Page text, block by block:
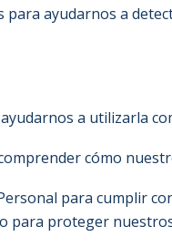
ayudarnos a
a utilizarla
cómo
para cumplir
para proteger